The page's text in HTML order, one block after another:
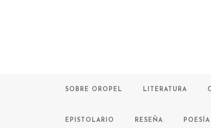
SOBRE OROPEL LITERATURA
EPISTOLARIO RESEÑA POESÍA